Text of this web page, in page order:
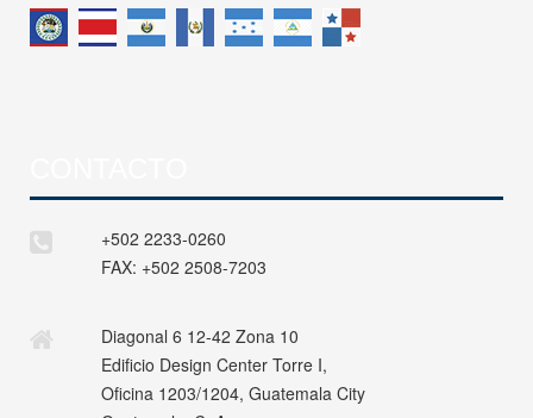
+502 2233-0260
FAX: +502 2508-7203
Diagonal 6 12-42 Zona 10
Edificio Design Center Torre I,
Oficina 1203/1204, Guatemala City